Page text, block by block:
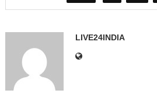
LIVE24INDIA